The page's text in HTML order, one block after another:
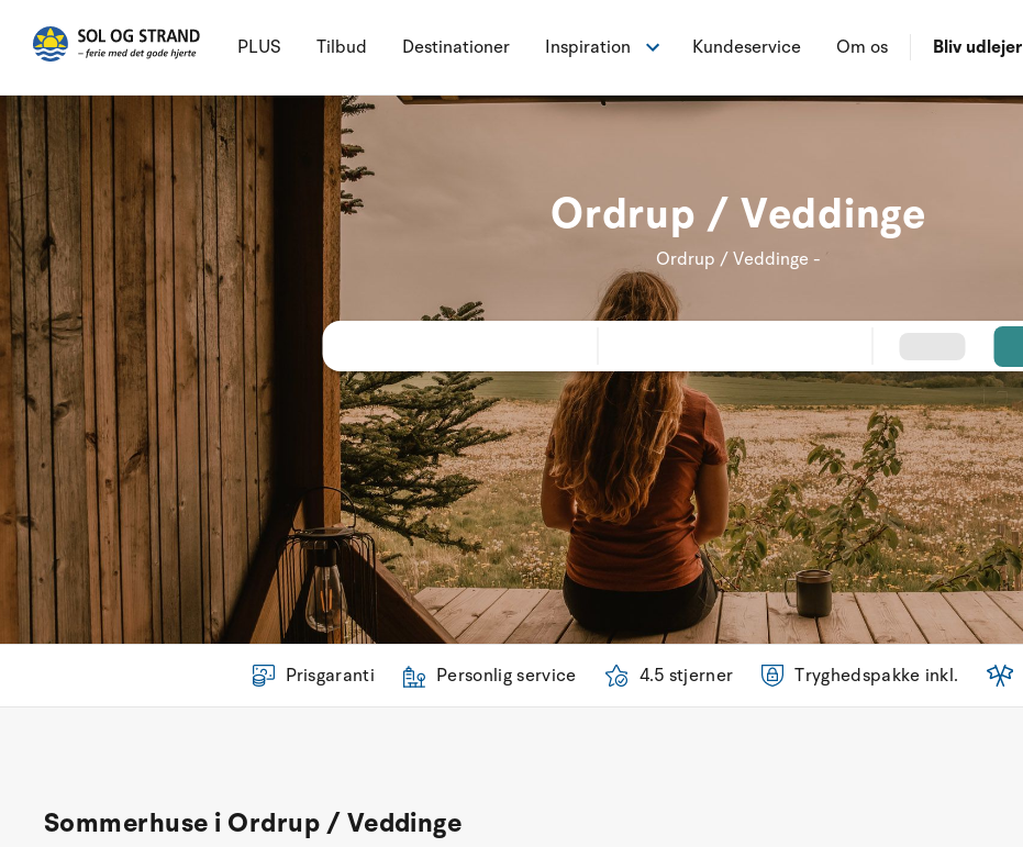
PLUS Tilbud Destinationer Inspiration Kundeservice Om os Bliv udlejer
Ordrup / Veddinge
Ordrup / Veddinge -
Prisgaranti Personlig service 4.5 stjerner Tryghedspakke inkl.
Sommerhuse i Ordrup / Veddinge